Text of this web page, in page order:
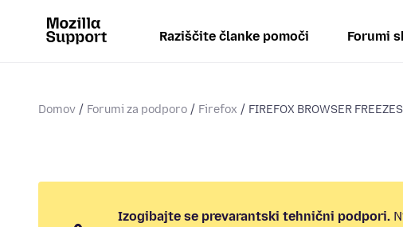
Raziščite članke pomoči Forumi
Domov Forumi za podporo Firefox FIREFOX BROWSER FREEZES
Izogibajte se prevarantski tehnični podpori.